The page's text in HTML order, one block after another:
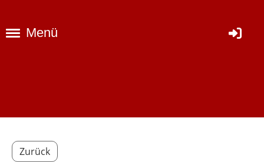
Menü
Zurück